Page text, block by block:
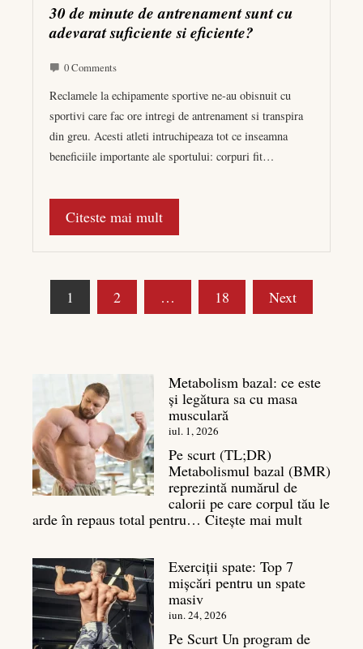
30 de minute de antrenament sunt cu
adevarat suficiente si eficiente?
0 Comments
Reclamele la echipamente sportive ne-au obisnuit cu
sportivi care fac ore intregi de antrenament si transpira
din greu. Acesti atleti intruchipeaza tot ce inseamna
beneficiile importante ale sportului: corpuri fit…
Citeste mai mult
Paginație
articole
1 2 … 18 Next
Metabolism bazal: ce este
și legătura sa cu masa
musculară
iul. 1, 2026
Pe scurt (TL;DR)
Metabolismul bazal (BMR)
reprezintă numărul de
calorii pe care corpul tău le
arde în repaus total pentru… Citește mai mult:
este
sa
Exerciții spate: Top 7
mișcări pentru un spate
masiv
iun. 24, 2026
Pe Scurt Un program de